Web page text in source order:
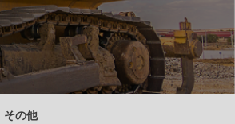
その他